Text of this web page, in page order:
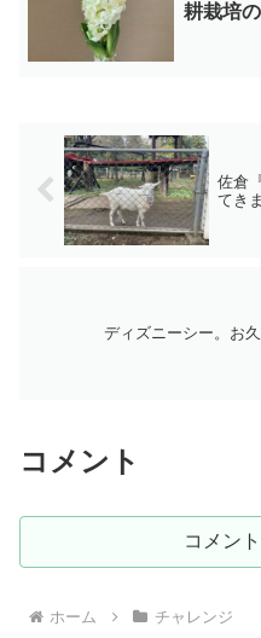
耕栽培
佐倉
てき
ディズニーシー。お久
コメント
コメン
ホーム チャレンジ